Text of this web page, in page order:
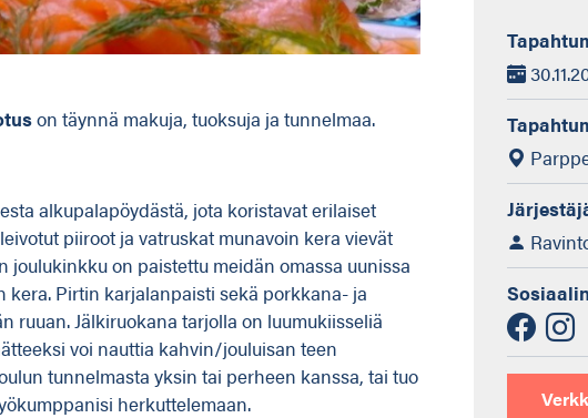
on täynnä makuja, tuoksuja ja tunnelmaa.
alkupalapöydästä, jota koristavat erilaiset
piiroot ja vatruskat munavoin kera vievät
on paistettu meidän omassa uunissa
Pirtin karjalanpaisti sekä porkkana- ja
ruuan. Jälkiruokana tarjolla on luumukiisseliä
voi nauttia kahvin/jouluisan teen
tunnelmasta yksin tai perheen kanssa, tai tuo
herkuttelemaan.